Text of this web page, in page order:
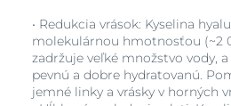
• Redukcia vrások: Kyselina
molekulárnou hmotnosťou (~2
zadržuje veľké množstvo vody,
pevnú a dobre hydratovanú.
jemné linky a vrásky v horných